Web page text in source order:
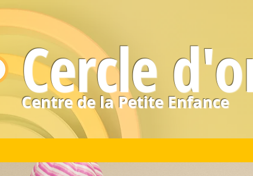
Cercle
Centre de la Petite Enfance